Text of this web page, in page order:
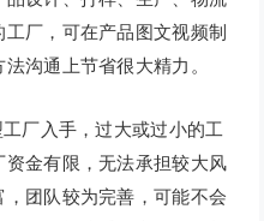
厂，可在产品图文视频制
沟通上节省很大精力。
厂入手，过大或过小的工
金有限，无法承担较大风
团队较为完善，可能不会